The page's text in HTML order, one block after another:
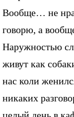
Вообще… не
говорю, а
Наружностью
живут как
нас коли
никаких